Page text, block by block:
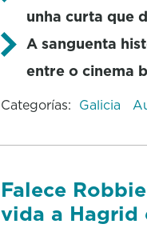
unha curta que
A sanguenta
entre o cinema
Categorías: Galicia
Falece
vida a Hagrid